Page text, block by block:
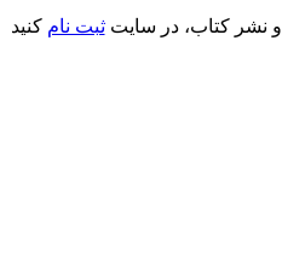
و نشر کتاب، در سایتثبت نام کنید